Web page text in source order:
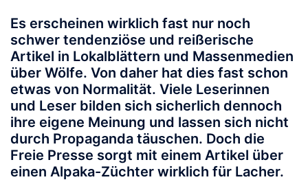
Es erscheinen wirklich fast nur noch
schwer tendenziöse und reißerische
Artikel in Lokalblättern und Massenmedien
über Wölfe. Von daher hat dies fast schon
etwas von Normalität. Viele Leserinnen
und Leser bilden sich sicherlich dennoch
ihre eigene Meinung und lassen sich nicht
durch Propaganda täuschen. Doch die
Freie Presse sorgt mit einem Artikel über
einen Alpaka-Züchter wirklich für Lacher.